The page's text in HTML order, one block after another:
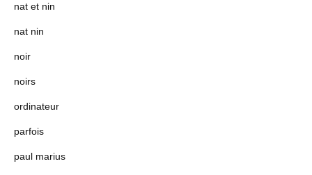
nat et nin
nat nin
noir
noirs
ordinateur
parfois
paul marius